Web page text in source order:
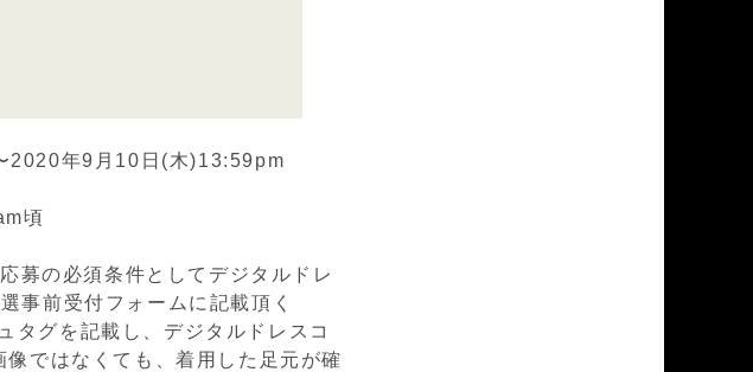
2020年9月10日(木)13:59pm
頃
募の必須条件としてデジタルドレ
事前受付フォームに記載頂く
タグを記載し、デジタルドレスコ
ではなくても、着用した足元が確